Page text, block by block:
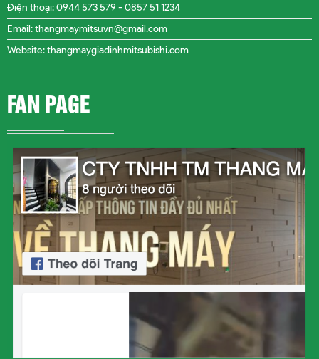
Điện thoại: 0944 573 579 - 0857 51 1234
Email: thangmaymitsuvn@gmail.com
Website: thangmaygiadinhmitsubishi.com
FAN PAGE